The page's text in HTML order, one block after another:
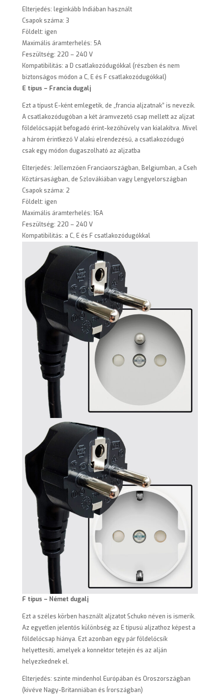
Elterjedés: leginkább Indiában használt
Csapok száma: 3
Földelt: igen
Maximális áramterhelés: 5A
Feszültség: 220 – 240 V
Kompatibilitás: a D csatlakozódugókkal (részben és nem
biztonságos módon a C, E és F csatlakozódugókkal)
E típus – Francia dugalj
Ezt a típust E-ként emlegetik, de „francia aljzatnak” is nevezik.
A csatlakozódugóban a két áramvezető csap mellett az aljzat
földelőcsapját befogadó érint-kezőhüvely van kialakítva. Mivel
a három érintkező V alakú elrendezésű, a csatlakozódugó
csak egy módon dugaszolható az aljzatba
Elterjedés: Jellemzően Franciaországban, Belgiumban, a Cseh
Köztársaságban, de Szlovákiában vagy Lengyelországban
Csapok száma: 2
Földelt: igen
Maximális áramterhelés: 16A
Feszültség: 220 – 240 V
Kompatibilitás: a C, E és F csatlakozódugókkal
F típus – Német dugalj
Ezt a széles körben használt aljzatot Schuko néven is ismerik.
Az egyetlen jelentős különbség az E típusú aljzathoz képest a
földelőcsap hiánya. Ezt azonban egy pár földelőcsík
helyettesíti, amelyek a konnektor tetején és az alján
helyezkednek el.
Elterjedés: szinte mindenhol Európában és Oroszországban
(kivéve Nagy-Britanniában és Írországban)